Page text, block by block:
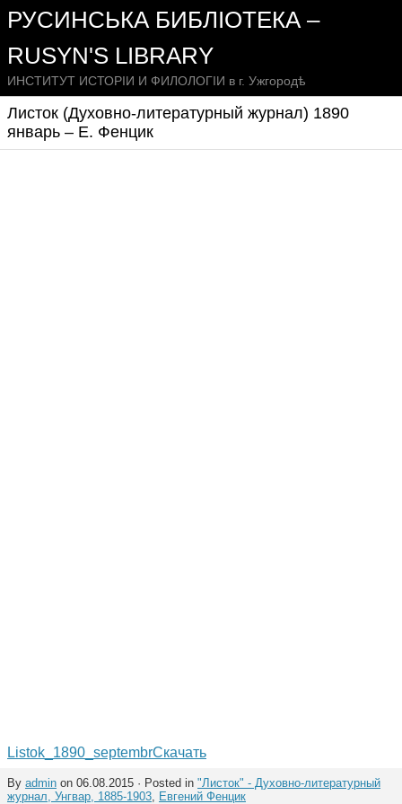
РУСИНСЬКА БИБЛІОТЕКА –
RUSYN'S LIBRARY
ИНСТИТУТ ИСТОРІИ И ФИЛОЛОГІИ в г. Ужгородѣ
Листок (Духовно-литературный журнал) 1890
январь – Е. Фенцик
Listok_1890_septembrСкачать
By admin on 06.08.2015 · Posted in "Листок" - Духовно-литературный
журнал, Унгвар, 1885-1903, Евгений Фенцик